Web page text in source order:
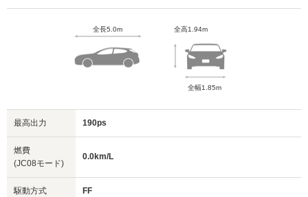
全長5.0m 全高1.94m
全幅1.85m
最高出力 190ps
燃費
(JC08モード)
0.0km/L
駆動方式 FF